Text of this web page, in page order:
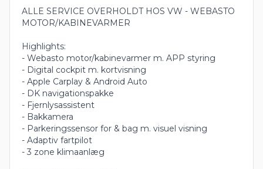
ALLE SERVICE OVERHOLDT HOS VW - WEBASTO
MOTOR/KABINEVARMER
Highlights:
- Webasto motor/kabinevarmer m. APP styring
- Digital cockpit m. kortvisning
- Apple Carplay & Android Auto
- DK navigationspakke
- Fjernlysassistent
- Bakkamera
- Parkeringssensor for & bag m. visuel visning
- Adaptiv fartpilot
- 3 zone klimaanlæg